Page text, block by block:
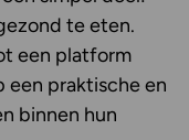
te eten.
een platform
een praktische en
binnen hun